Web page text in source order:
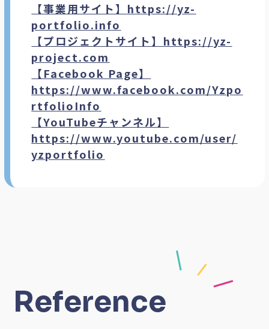
【事業用サイト】 https://yz-
portfolio.info
【プロジェクトサイト】 https://yz-
project.com
【Facebook Page】
https://www.facebook.com/Yzpo
rtfolioInfo
【YouTubeチャンネル】
https://www.youtube.com/user/
yzportfolio
Reference